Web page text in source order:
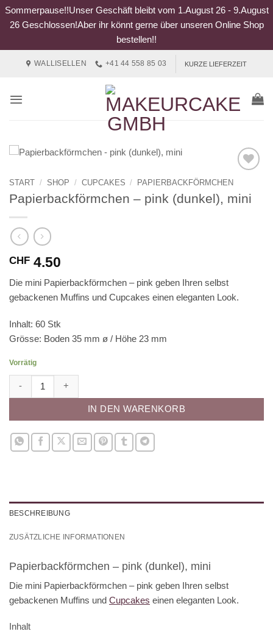
Sommerpause!!Unser Geschäft bleibt vom 1.August 26 - 9.August
26 Geschlossen!Aber ihr könnt gerne über unseren Online Shop
bestellen!!
WALLISELLEN +41 44 558 85 03 KURZE LIEFERZEIT
START / SHOP / CUPCAKES / PAPIERBACKFÖRMCHEN
Papierbackförmchen – pink (dunkel), mini
CHF 4.50
Die mini Papierbackförmchen – pink geben Ihren selbst
gebackenen Muffins und Cupcakes einen eleganten Look.
Inhalt: 60 Stk
Grösse: Boden 35 mm ø / Höhe 23 mm
Vorrätig
IN DEN WARENKORB
BESCHREIBUNG
ZUSÄTZLICHE INFORMATIONEN
Papierbackförmchen – pink (dunkel), mini
Die mini Papierbackförmchen – pink geben Ihren selbst
gebackenen Muffins und Cupcakes einen eleganten Look.
Inhalt